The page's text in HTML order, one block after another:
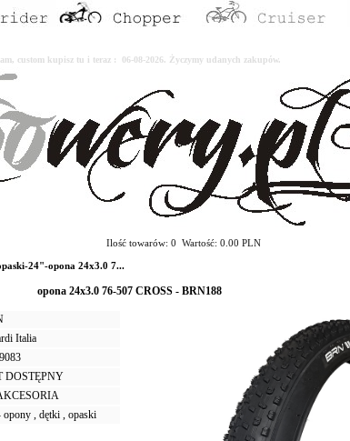
custom kupisz tu i teraz : 06-08-2026. Życzymy udanych zakupów.
Ilość towarów: 0 Wartość: 0.00 PLN
24"-opona 24x3.0 7...
opona 24x3.0 76-507 CROSS - BRN188
Italia
DOSTĘPNY
opony , dętki , opaski